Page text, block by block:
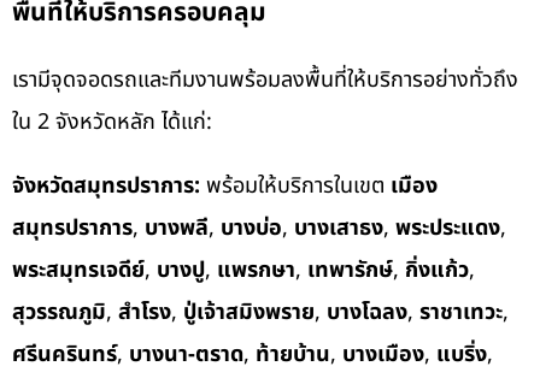
พื้นที่ให้บริการครอบคลุม
เรามีจุดจอดรถและทีมงานพร้อมลงพื้นที่ให้บริการอย่างทั่วถึง
ใน 2 จังหวัดหลัก ได้แก่:
จังหวัดสมุทรปราการ: พร้อมให้บริการในเขต เมือง
สมุทรปราการ, บางพลี, บางบ่อ, บางเสาธง, พระประแดง,
พระสมุทรเจดีย์, บางปู, แพรกษา, เทพารักษ์, กิ่งแก้ว,
สุวรรณภูมิ, สำโรง, ปู่เจ้าสมิงพราย, บางโฉลง, ราชาเทวะ,
ศรีนครินทร์, บางนา-ตราด, ท้ายบ้าน, บางเมือง, แบริ่ง,